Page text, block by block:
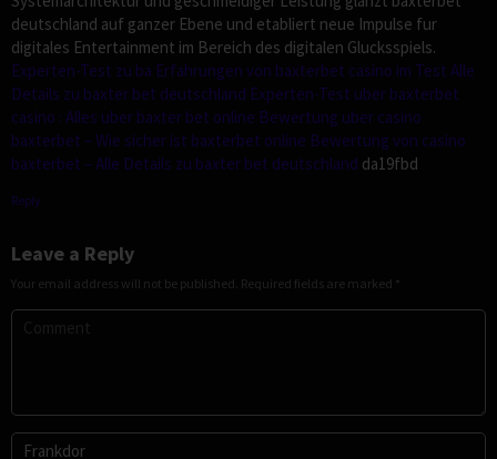
deutschland auf ganzer Ebene und etabliert neue Impulse fur
digitales Entertainment im Bereich des digitalen Glucksspiels.
Experten-Test zu ba Erfahrungen von baxterbet casino im Test Alle
Details zu baxter bet deutschland Experten-Test uber baxterbet
casino : Alles uber baxter bet online Bewertung uber casino
baxterbet – Wie sicher ist baxterbet online Bewertung von casino
baxterbet – Alle Details zu baxter bet deutschland da19fbd
Reply
Leave a Reply
Your email address will not be published. Required fields are marked *